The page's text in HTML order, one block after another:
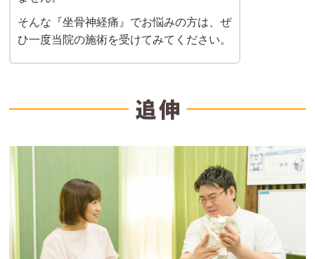
そんな『坐骨神経痛』でお悩みの方は、ぜ
ひ一度当院の施術を受けてみてください。